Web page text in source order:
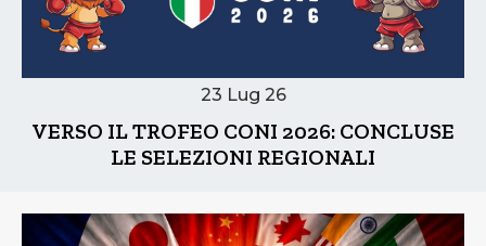
23 Lug 26
VERSO IL TROFEO CONI 2026: CONCLUSE
LE SELEZIONI REGIONALI